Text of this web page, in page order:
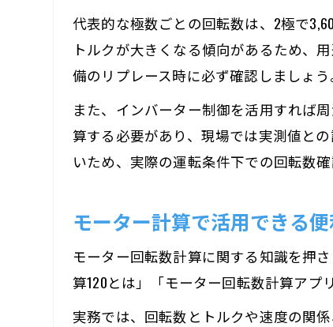
代表的な極数ごとの回転数は、2極で
トルクが大きくなる傾向があるため、
備のリプレース時に必ず確認しましょう
また、インバーター制御を活用すれば
算する必要があり、現場では実測値と
いため、実際の運転条件下での回転数確
モーター計算で活用できる
モーター回転数計算に関する知識を押
算120とは」「モーター回転数計算アプ
実務では、回転数とトルクや速度の関